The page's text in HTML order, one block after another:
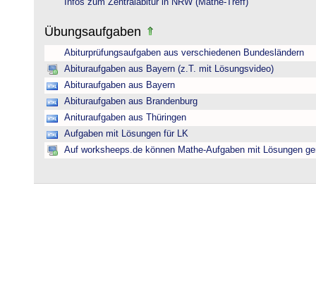
Infos zum Zentralabitur in NRW (Mathe-Treff)
Übungsaufgaben
Abiturprüfungsaufgaben aus verschiedenen Bundesländern
Abituraufgaben aus Bayern (z.T. mit Lösungsvideo)
Abituraufgaben aus Bayern
Abituraufgaben aus Brandenburg
Anituraufgaben aus Thüringen
Aufgaben mit Lösungen für LK
Auf worksheeps.de können Mathe-Aufgaben mit Lösungen